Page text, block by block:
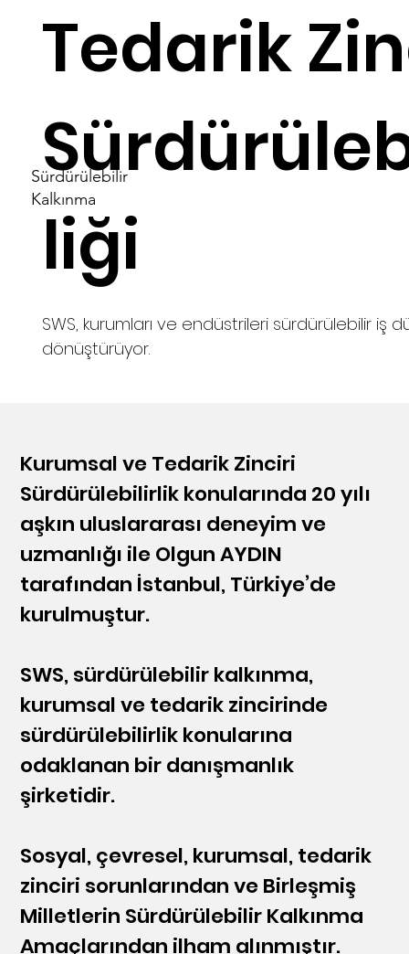
Kurumsal ve Tedarik Zinciri
Sürdürülebilirlik konularında 20 yılı
aşkın uluslararası deneyim ve
uzmanlığı ile Olgun AYDIN
tarafından İstanbul, Türkiye’de
kurulmuştur.
SWS, sürdürülebilir kalkınma,
kurumsal ve tedarik zincirinde
sürdürülebilirlik konularına
odaklanan bir danışmanlık
şirketidir.
Sosyal, çevresel, kurumsal, tedarik
zinciri sorunlarından ve Birleşmiş
Milletlerin Sürdürülebilir Kalkınma
Amaçlarından ilham alınmıştır.
Sürdürülebilir
Kalkınma
Sürdürülebilirlik, ülkeler, kurumlar ve bireyler
İçin bir İhtiyaçtır.
Tedarik
liği
SWS, kurumları ve endüstrileri sürdürülebilir iş
dönüştürüyor.